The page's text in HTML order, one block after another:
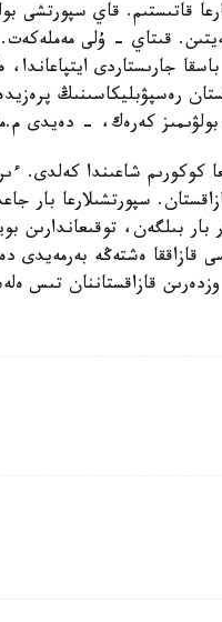
قاتىستىم. قاي سپورتشى
قىتاي - ۇلى
جارىستاردى
رەسپۋبليكاسىنىڭ
كەرەك، - دەيدى
كوكورىم شاعىندا
سپورتشىلارعا بار
بار بىلگەن، توقىعاندارىن
ەشتەڭە بەرمەيدى دەپ
قازاقستاننان تىس